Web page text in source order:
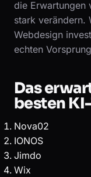
die Erwartungen
stark verändern.
Webdesign
echten
Das
besten
Nova02
IONOS
Jimdo
Wix